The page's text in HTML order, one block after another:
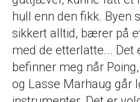
hull enn den fikk. Byen
sikkert alltid, bærer på
med de etterlatte... Det
befinner meg når
og Lasse Marhaug går